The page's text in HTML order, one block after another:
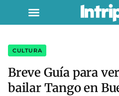
CULTURA
Breve Guía para
bailar Tango en